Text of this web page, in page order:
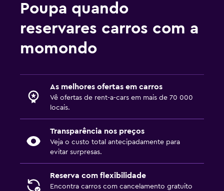
Poupa quando
reservares carros com a
momondo
As melhores ofertas em carros
Vê ofertas de rent-a-cars em mais de 70 000
locais.
Transparência nos preços
Veja o custo total antecipadamente para
evitar surpresas.
Reserva com flexibilidade
Encontra carros com cancelamento gratuito